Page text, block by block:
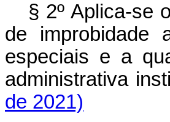
§ 2º Aplica-se
de improbidade
especiais e a
administrativa
de 2021)